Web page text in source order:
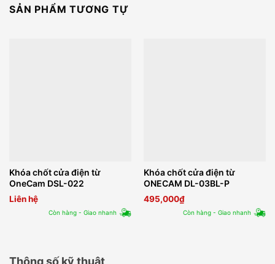
SẢN PHẨM TƯƠNG TỰ
Khóa chốt cửa điện từ
OneCam DSL-022
Liên hệ
Còn hàng - Giao nhanh
Khóa chốt cửa điện từ
ONECAM DL-03BL-P
495,000₫
Còn hàng - Giao nhanh
Thông số kỹ thuật